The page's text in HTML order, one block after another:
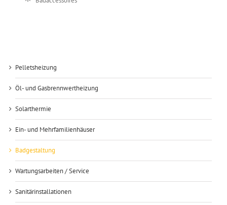
Pelletsheizung
Öl- und Gasbrennwertheizung
Solarthermie
Ein- und Mehrfamilienhäuser
Badgestaltung
Wartungsarbeiten / Service
Sanitärinstallationen